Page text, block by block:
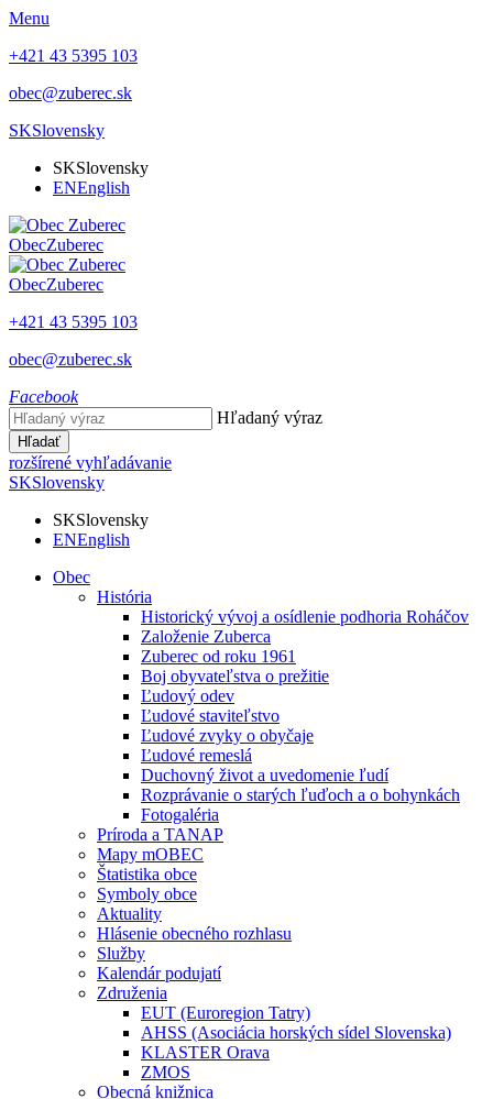
Menu
+421 43 5395 103
obec@zuberec.sk
SKSlovensky
SKSlovensky
ENEnglish
ObecZuberec
ObecZuberec
+421 43 5395 103
obec@zuberec.sk
Facebook
Hľadaný výraz
Hľadať
rozšírené vyhľadávanie
SKSlovensky
SKSlovensky
ENEnglish
Obec
História
Historický vývoj a osídlenie podhoria Roháčov
Založenie Zuberca
Zuberec od roku 1961
Boj obyvateľstva o prežitie
Ľudový odev
Ľudové staviteľstvo
Ľudové zvyky o obyčaje
Ľudové remeslá
Duchovný život a uvedomenie ľudí
Rozprávanie o starých ľuďoch a o bohynkách
Fotogaléria
Príroda a TANAP
Mapy mOBEC
Štatistika obce
Symboly obce
Aktuality
Hlásenie obecného rozhlasu
Služby
Kalendár podujatí
Združenia
EUT (Euroregion Tatry)
AHSS (Asociácia horských sídel Slovenska)
KLASTER Orava
ZMOS
Obecná knižnica